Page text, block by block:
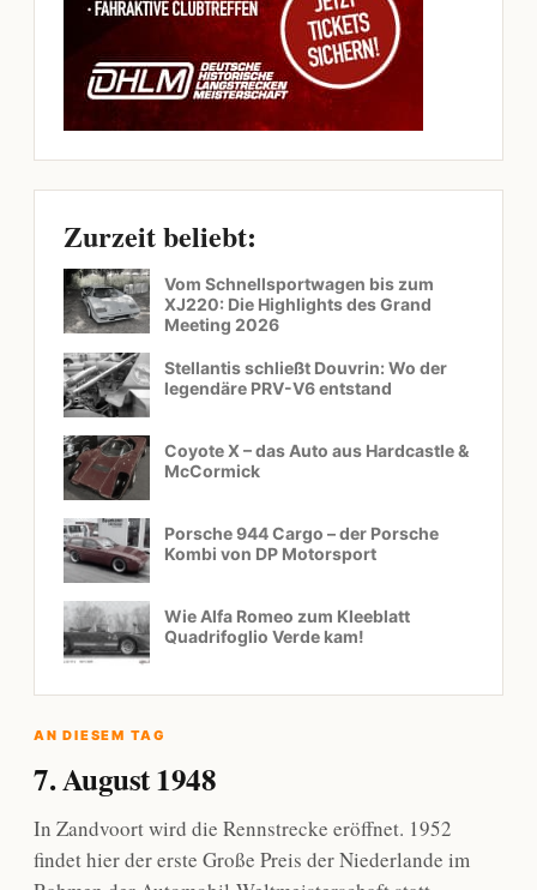
Zurzeit beliebt:
Vom Schnellsportwagen bis zum
XJ220: Die Highlights des Grand
Meeting 2026
Stellantis schließt Douvrin: Wo der
legendäre PRV-V6 entstand
Coyote X – das Auto aus Hardcastle &
McCormick
Porsche 944 Cargo – der Porsche
Kombi von DP Motorsport
Wie Alfa Romeo zum Kleeblatt
Quadrifoglio Verde kam!
AN DIESEM TAG
7. August 1948
In Zandvoort wird die Rennstrecke eröffnet. 1952
findet hier der erste Große Preis der Niederlande im